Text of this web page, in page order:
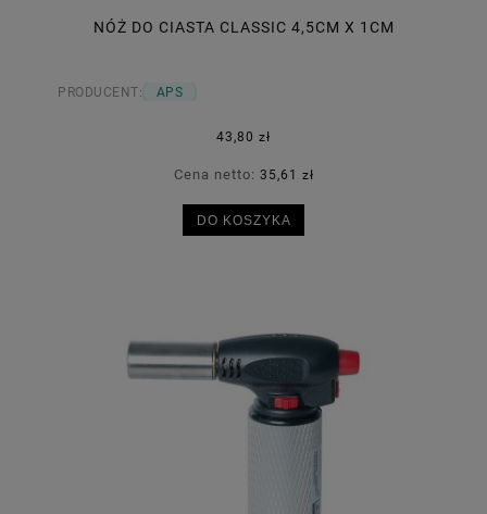
NÓŻ DO CIASTA CLASSIC 4,5CM X 1CM
PRODUCENT: APS
43,80 zł
Cena netto: 35,61 zł
DO KOSZYKA